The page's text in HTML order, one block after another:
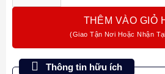
THÊM VÀO GIỎ
Thông tin hữu ích